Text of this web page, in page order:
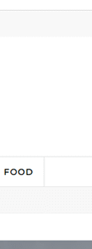
PHP versie